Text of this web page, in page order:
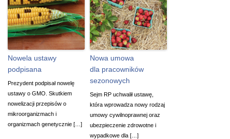
Nowela ustawy
podpisana
Prezydent podpisał nowelę
ustawy o GMO. Skutkiem
nowelizacji przepisów o
mikroorganizmach i
organizmach genetycznie […]
Nowa umowa
dla pracowników
sezonowych
Sejm RP uchwalił ustawę,
która wprowadza nowy rodzaj
umowy cywilnoprawnej oraz
ubezpieczenie zdrowotne i
wypadkowe dla […]